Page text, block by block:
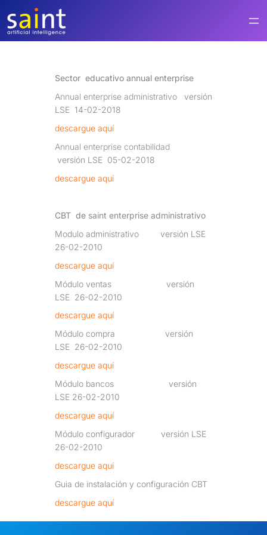
contenido
Sector educativo annual enterprise
Annual enterprise administrativoversión
LSE 14-02-2018
descargue aquí
Annual enterprise contabilidad
versión LSE 05-02-2018
descargue aquí
CBT de saint enterprise administrativo
Modulo administrativo versión LSE
26-02-2010
descargue aquí
Módulo ventas versión
LSE 26-02-2010
descargue aquí
Módulo compra versión
LSE 26-02-2010
descargue aquí
Módulo bancos versión
LSE 26-02-2010
descargue aquí
Módulo configurador versión LSE
26-02-2010
descargue aquí
Guia de instalación y configuración CBT
descargue aquí